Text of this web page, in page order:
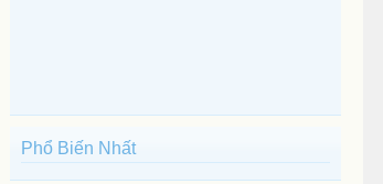
Phổ Biến Nhất